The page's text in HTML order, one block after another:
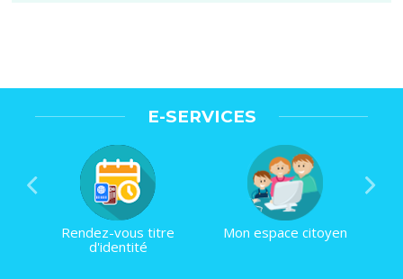
E-SERVICES
Rendez-vous titre
d'identité
Mon espace citoyen